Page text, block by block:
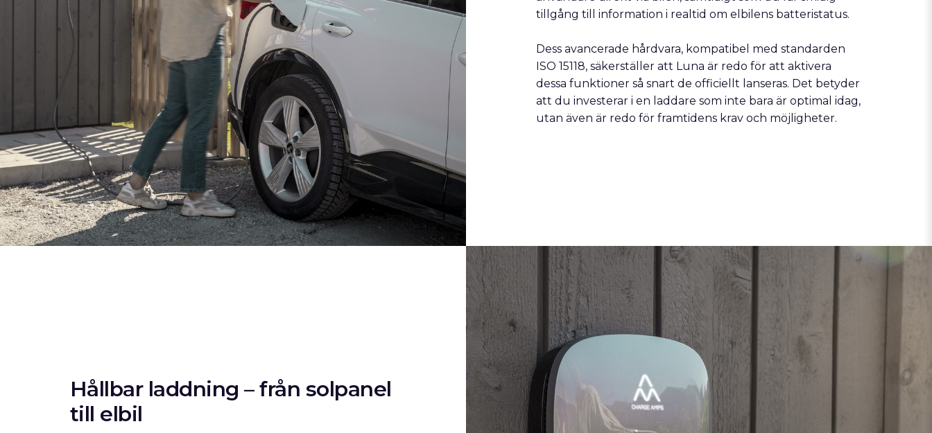
tillgång till information i realtid om elbilens batteristatus.
Dess avancerade hårdvara, kompatibel med standarden
ISO 15118, säkerställer att Luna är redo för att aktivera
dessa funktioner så snart de officiellt lanseras. Det betyder
att du investerar i en laddare som inte bara är optimal idag,
utan även är redo för framtidens krav och möjligheter.
Hållbar laddning – från solpanel
till elbil